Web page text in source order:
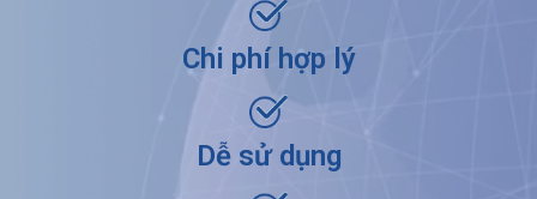
Chi phí hợp lý​
Dễ sử dụng​